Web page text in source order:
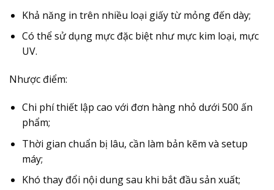
Khả năng in trên nhiều loại giấy từ mỏng đến dày;
Có thể sử dụng mực đặc biệt như mực kim loại, mực
UV.
Nhược điểm:
Chi phí thiết lập cao với đơn hàng nhỏ dưới 500 ấn
phẩm;
Thời gian chuẩn bị lâu, cần làm bản kẽm và setup
máy;
Khó thay đổi nội dung sau khi bắt đầu sản xuất;